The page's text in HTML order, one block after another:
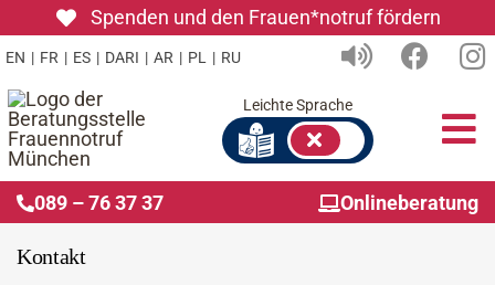
Spenden und den Frauen*notruf fördern
EN | FR | ES | DARI | AR | PL | RU
Leichte Sprache
089 – 76 37 37 Onlineberatung
Kontakt